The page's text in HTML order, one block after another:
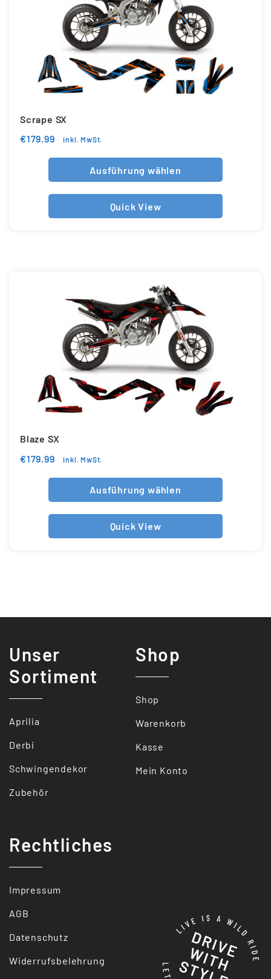
Scrape SX
€179.99 inkl. MwSt.
Ausführung wählen
Quick View
Blaze SX
€179.99 inkl. MwSt.
Ausführung wählen
Quick View
Unser
Sortiment
Aprilia
Derbi
Schwingendekor
Zubehör
Shop
Shop
Warenkorb
Kasse
Mein Konto
Rechtliches
Impressum
AGB
Datenschutz
Widerrufsbelehrung